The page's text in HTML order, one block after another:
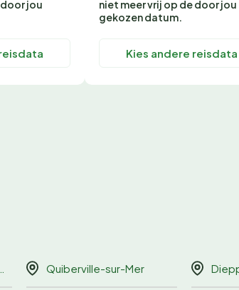
jou
niet meer vrij op de door jou
gekozen datum.
Kies andere reisdata
Quiberville-sur-Mer